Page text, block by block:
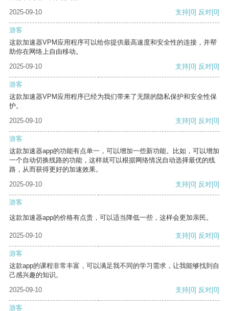
2025-09-10
支持[0] 反对[0]
游客
这款加速器VPM应用程序可以给你提供最高速度和安全性的连接，并帮
助你在网络上自由移动。
2025-09-10
支持[0] 反对[0]
游客
这款加速器VPM应用程序已经为我们带来了无限的隐私保护和安全性保
护。
2025-09-10
支持[0] 反对[0]
游客
这款加速器app的功能有点单一，可以增加一些新功能。比如，可以增加
一个自动切换线路的功能，这样就可以根据网络情况自动选择最优的线
路，从而获得更好的加速效果。
2025-09-10
支持[0] 反对[0]
游客
这款加速器app的价格有点贵，可以适当降低一些，这样会更加亲民。
2025-09-10 支持[0] 反对[0]
游客
这款app的课程非常丰富，可以满足我不同的学习需求，让我能够找到自
己感兴趣的知识。
2025-09-10
支持[0] 反对[0]
游客